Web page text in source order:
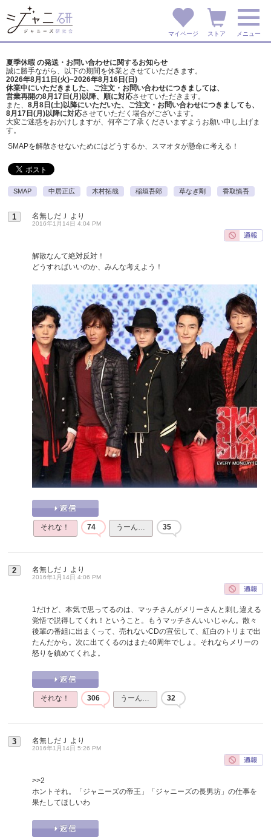
マイページ ストア メニュー
夏季休暇 の発送・お問い合わせに関するお知らせ
誠に勝手ながら、以下の期間を休業とさせていただきます。
2026年8月11日(火)~2026年8月16日(日)
休業中にいただきました、ご注文・お問い合わせにつきましては、
営業再開の8月17日(月)以降、順に対応させていただきます。
また、 8月8日(土)以降にいただいた、ご注文・ お問い合わせにつきましても、
8月17日(月)以降に対応させていただく場合がございます。
大変ご迷惑をおかけしますが、 何卒ご了承くださいますようお願い申し上げま
す。
SMAPを解散させないためにはどうするか、スマオタが懸命に考える！
SMAP 中居正広 木村拓哉 稲垣吾郎 草なぎ剛 香取慎吾
1 名無しだＪ より
2016年1月14日 4:04 PM
解散なんて絶対反対！
どうすればいいのか、みんな考えよう！
それな！ 74 うーん… 35
2 名無しだＪ より
2016年1月14日 4:06 PM
1だけど、本気で思ってるのは、マッチさんがメリーさんと刺し違える
覚悟で説得してくれ！ということ。もうマッチさんいいじゃん。散々
後輩の番組に出まくって、売れないCDの宣伝して、紅白のトリまで出
たんだから。次に出てくるのはまた40周年でしょ。それならメリーの
怒りを鎮めてくれよ。
それな！ 306 うーん… 32
3 名無しだＪ より
2016年1月14日 5:26 PM
>>2
ホントそれ。「ジャニーズの帝王」「ジャニーズの長男坊」の仕事を
果たしてほしいわ